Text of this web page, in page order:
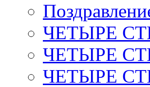
ЧЕТЫРЕ
ЧЕТЫРЕ
ЧЕТЫРЕ